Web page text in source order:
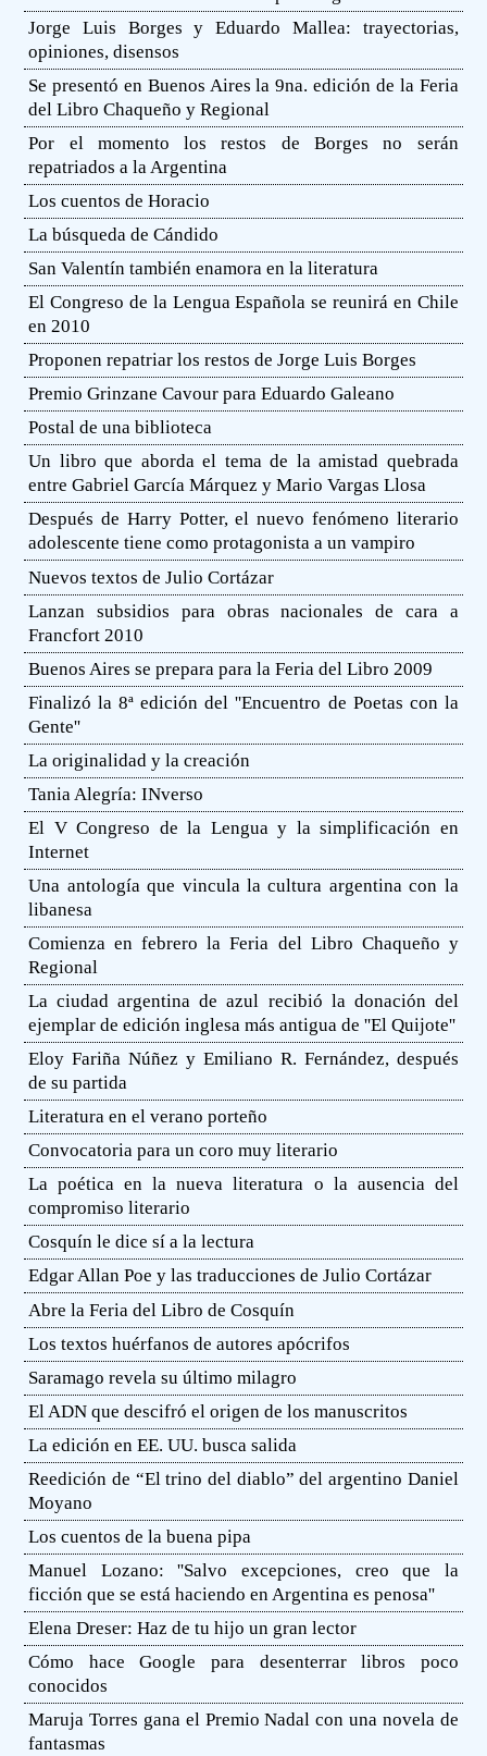
Jorge Luis Borges y Eduardo Mallea: trayectorias,
opiniones, disensos
Se presentó en Buenos Aires la 9na. edición de la Feria
del Libro Chaqueño y Regional
Por el momento los restos de Borges no serán
repatriados a la Argentina
Los cuentos de Horacio
La búsqueda de Cándido
San Valentín también enamora en la literatura
El Congreso de la Lengua Española se reunirá en Chile
en 2010
Proponen repatriar los restos de Jorge Luis Borges
Premio Grinzane Cavour para Eduardo Galeano
Postal de una biblioteca
Un libro que aborda el tema de la amistad quebrada
entre Gabriel García Márquez y Mario Vargas Llosa
Después de Harry Potter, el nuevo fenómeno literario
adolescente tiene como protagonista a un vampiro
Nuevos textos de Julio Cortázar
Lanzan subsidios para obras nacionales de cara a
Francfort 2010
Buenos Aires se prepara para la Feria del Libro 2009
Finalizó la 8ª edición del ''Encuentro de Poetas con la
Gente''
La originalidad y la creación
Tania Alegría: INverso
El V Congreso de la Lengua y la simplificación en
Internet
Una antología que vincula la cultura argentina con la
libanesa
Comienza en febrero la Feria del Libro Chaqueño y
Regional
La ciudad argentina de azul recibió la donación del
ejemplar de edición inglesa más antigua de ''El Quijote''
Eloy Fariña Núñez y Emiliano R. Fernández, después
de su partida
Literatura en el verano porteño
Convocatoria para un coro muy literario
La poética en la nueva literatura o la ausencia del
compromiso literario
Cosquín le dice sí a la lectura
Edgar Allan Poe y las traducciones de Julio Cortázar
Abre la Feria del Libro de Cosquín
Los textos huérfanos de autores apócrifos
Saramago revela su último milagro
El ADN que descifró el origen de los manuscritos
La edición en EE. UU. busca salida
Reedición de “El trino del diablo” del argentino Daniel
Moyano
Los cuentos de la buena pipa
Manuel Lozano: ''Salvo excepciones, creo que la
ficción que se está haciendo en Argentina es penosa''
Elena Dreser: Haz de tu hijo un gran lector
Cómo hace Google para desenterrar libros poco
conocidos
Maruja Torres gana el Premio Nadal con una novela de
fantasmas